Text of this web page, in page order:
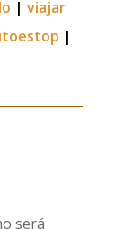
| viajar
|
será